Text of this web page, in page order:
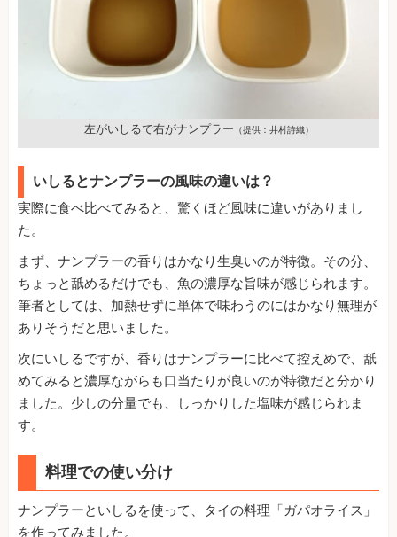
左がいしるで右がナンプラー （提供：井村詩織）
いしるとナンプラーの風味の違いは？
実際に食べ比べてみると、驚くほど風味に違いがありまし
た。
まず、ナンプラーの香りはかなり生臭いのが特徴。その分、
ちょっと舐めるだけでも、魚の濃厚な旨味が感じられます。
筆者としては、加熱せずに単体で味わうのにはかなり無理が
ありそうだと思いました。
次にいしるですが、香りはナンプラーに比べて控えめで、舐
めてみると濃厚ながらも口当たりが良いのが特徴だと分かり
ました。少しの分量でも、しっかりした塩味が感じられま
す。
料理での使い分け
ナンプラーといしるを使って、タイの料理「ガパオライス」
を作ってみました。